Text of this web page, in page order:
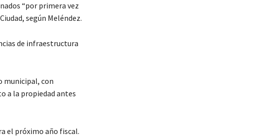
“por primera vez
según Meléndez.
de infraestructura
municipal, con
a la propiedad antes
el próximo año fiscal.